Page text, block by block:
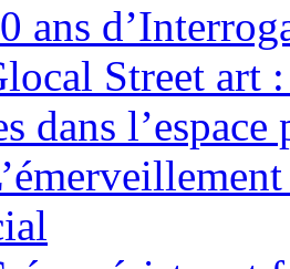
ans
Street art
dans l’espace